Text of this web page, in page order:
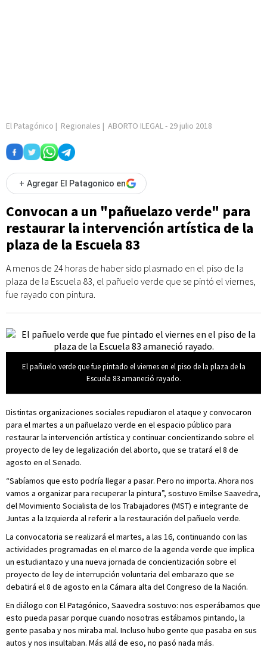
El Patagónico | Regionales | ABORTO ILEGAL- 29 julio 2018
+ Agregar El Patagonico en
Convocan a un "pañuelazo verde" para
restaurar la intervención artística de la
plaza de la Escuela 83
A menos de 24 horas de haber sido plasmado en el piso de la
plaza de la Escuela 83, el pañuelo verde que se pintó el viernes,
fue rayado con pintura.
El pañuelo verde que fue pintado el viernes en el piso de la plaza de la
Escuela 83 amaneció rayado.
Distintas organizaciones sociales repudiaron el ataque y convocaron
para el martes a un pañuelazo verde en el espacio público para
restaurar la intervención artística y continuar concientizando sobre el
proyecto de ley de legalización del aborto, que se tratará el 8 de
agosto en el Senado.
“Sabíamos que esto podría llegar a pasar. Pero no importa. Ahora nos
vamos a organizar para recuperar la pintura”, sostuvo Emilse Saavedra,
del Movimiento Socialista de los Trabajadores (MST) e integrante de
Juntas a la Izquierda al referir a la restauración del pañuelo verde.
La convocatoria se realizará el martes, a las 16, continuando con las
actividades programadas en el marco de la agenda verde que implica
un estudiantazo y una nueva jornada de concientización sobre el
proyecto de ley de interrupción voluntaria del embarazo que se
debatirá el 8 de agosto en la Cámara alta del Congreso de la Nación.
En diálogo con El Patagónico, Saavedra sostuvo: nos esperábamos que
esto pueda pasar porque cuando nosotras estábamos pintando, la
gente pasaba y nos miraba mal. Incluso hubo gente que pasaba en sus
autos y nos insultaban. Más allá de eso, no pasó nada más.